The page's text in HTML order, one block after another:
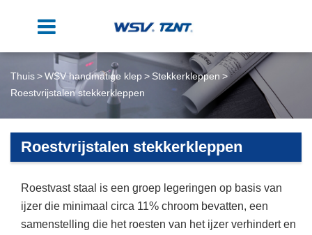
Thuis WSV handmatige klep
Stekkerkleppen
Roestvrijstalen stekkerkleppen
Roestvrijstalen stekkerkleppen
Roestvast staal is een groep legeringen op basis van
ijzer die minimaal circa 11% chroom bevatten, een
samenstelling die het roesten van het ijzer verhindert en